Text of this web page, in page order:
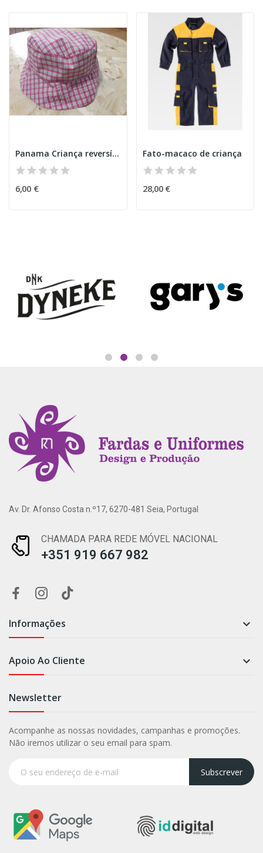
Panama Criança reversível
6,00 €
Fato-macaco de criança
28,00 €
Av. Dr. Afonso Costa n.º17, 6270-481 Seia, Portugal
CHAMADA PARA REDE MÓVEL NACIONAL
+351 919 667 982
Informações 
Apoio Ao Cliente 
Newsletter
Acompanhe as nossas novidades, campanhas e promoções.
Não iremos utilizar o seu email para spam.
Subscrever